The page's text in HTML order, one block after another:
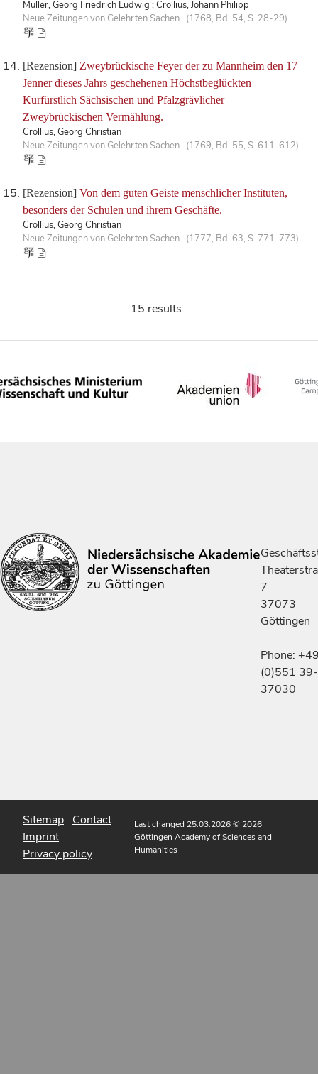
Müller, Georg Friedrich Ludwig ; Crollius, Johann Philipp
Neue Zeitungen von Gelehrten Sachen. (1768, Bd. 54, S. 28-29)
[Rezension] Zweybrückische Feyer der zu Mannheim den 17
Jenner dieses Jahrs geschehenen Höchstbeglückten
Kurfürstlich Sächsischen und Pfalzgrävlicher
Zweybrückischen Vermählung.
Crollius, Georg Christian
Neue Zeitungen von Gelehrten Sachen. (1769, Bd. 55, S. 611-612)
[Rezension] Von dem guten Geiste menschlicher Instituten,
besonders der Schulen und ihrem Geschäfte.
Crollius, Georg Christian
Neue Zeitungen von Gelehrten Sachen. (1777, Bd. 63, S. 771-773)
15 results
7
37073
Göttingen
Phone:
(0)551 39-
37030
Sitemap Contact
Imprint
Privacy policy
Last changed 25.03.2026© 2026
Göttingen Academy of Sciences and
Humanities